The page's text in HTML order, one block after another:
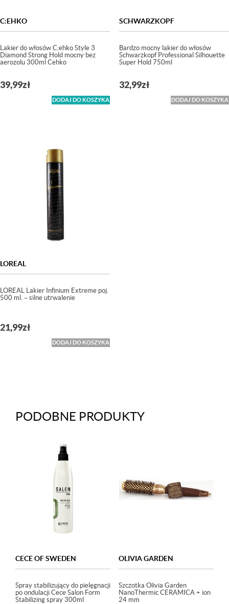
C:EHKO
Lakier do włosów C:ehko Style 3
Diamond Strong Hold mocny bez
aerozolu 300ml Cehko
39,99zł
DODAJ DO KOSZYKA
SCHWARZKOPF
Bardzo mocny lakier do włosów
Schwarzkopf Professional Silhouette
Super Hold 750ml
32,99zł
DODAJ DO KOSZYKA
LOREAL
LOREAL Lakier Infinium Extreme poj.
500 ml. – silne utrwalenie
21,99zł
DODAJ DO KOSZYKA
PODOBNE PRODUKTY
CECE OF SWEDEN
Spray stabilizujący do pielęgnacji
po ondulacji Cece Salon Form
Stabilizing spray 300ml
OLIVIA GARDEN
Szczotka Olivia Garden
NanoThermic CERAMICA + ion
24 mm